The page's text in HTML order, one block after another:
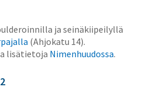
ja seinäkiipeilyllä
(Ahjokatu 14).
lisätietoja Nimenhuudossa.